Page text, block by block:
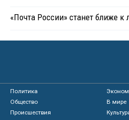
«Почта России» станет ближе
Политика
Общество
В мире
Происшествия